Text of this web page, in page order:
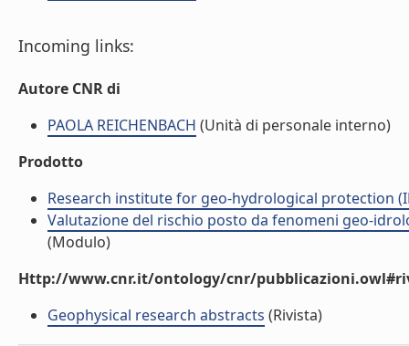
Incoming links:
Autore CNR di
PAOLA REICHENBACH (Unità di personale interno)
Prodotto
Research institute for geo-hydrological protection
Valutazione del rischio posto da fenomeni geo-
(Modulo)
Http://www.cnr.it/ontology/cnr/
Geophysical research abstracts (Rivista)